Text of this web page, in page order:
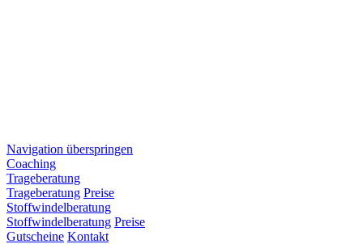
Navigation überspringen
Coaching
Trageberatung
Trageberatung Preise
Stoffwindelberatung
Stoffwindelberatung Preise
Gutscheine Kontakt